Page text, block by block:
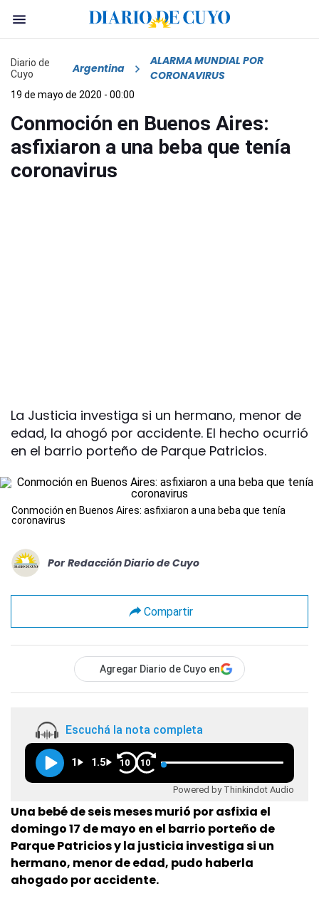
Diario de
Cuyo
Argentina
ALARMA MUNDIAL POR
CORONAVIRUS
19 de mayo de 2020 - 00:00
Conmoción en Buenos Aires:
asfixiaron a una beba que tenía
coronavirus
La Justicia investiga si un hermano, menor de
edad, la ahogó por accidente. El hecho ocurrió
en el barrio porteño de Parque Patricios.
Conmoción en Buenos Aires: asfixiaron a una beba que tenía
coronavirus
Por Redacción Diario de Cuyo
Compartir
Agregar Diario de Cuyo en
Escuchá la nota completa
1 1.5 10 10
Powered by Thinkindot Audio
Una bebé de seis meses murió por asfixia el
domingo 17 de mayo en el barrio porteño de
Parque Patricios y la justicia investiga si un
hermano, menor de edad, pudo haberla
ahogado por accidente.